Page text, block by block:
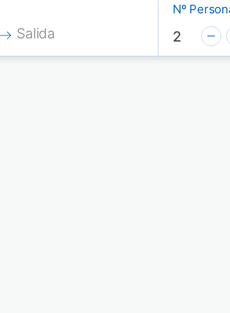
down arrow key to interact with
Press the down arrow key to
Salida
Nº
2